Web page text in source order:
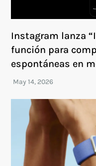
Instagram lanza
función para
espontáneas en